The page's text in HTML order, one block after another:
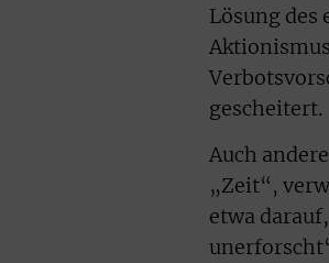
Lösung
gescheitert.
Auch
„Zeit“,
etwa